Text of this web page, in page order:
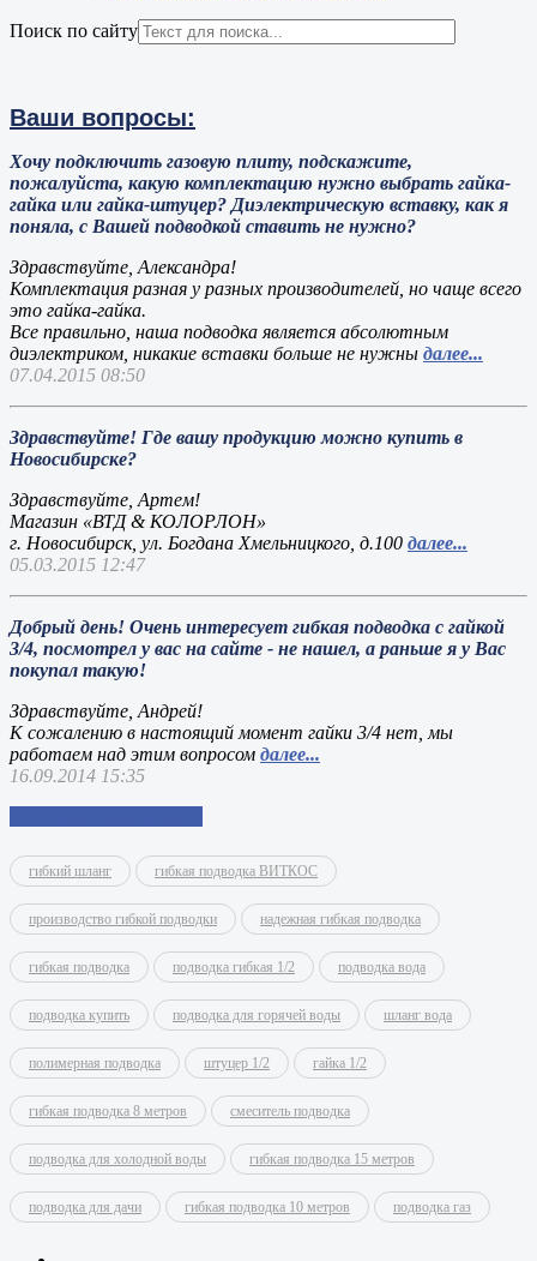
Поиск по сайту
Ваши вопросы:
Хочу подключить газовую плиту, подскажите,
пожалуйста, какую комплектацию нужно выбрать гайка-
гайка или гайка-штуцер? Диэлектрическую вставку, как я
поняла, с Вашей подводкой ставить не нужно?
Здравствуйте, Александра!
Комплектация разная у разных производителей, но чаще всего
это гайка-гайка.
Все правильно, наша подводка является абсолютным
диэлектриком, никакие вставки больше не нужны далее...
07.04.2015 08:50
Здравствуйте! Где вашу продукцию можно купить в
Новосибирске?
Здравствуйте, Артем!
Магазин «ВТД & КОЛОРЛОН»
г. Новосибирск, ул. Богдана Хмельницкого, д.100 далее...
05.03.2015 12:47
Добрый день! Очень интересует гибкая подводка с гайкой
3/4, посмотрел у вас на сайте - не нашел, а раньше я у Вас
покупал такую!
Здравствуйте, Андрей!
К сожалению в настоящий момент гайки 3/4 нет, мы
работаем над этим вопросом далее...
16.09.2014 15:35
гибкий шланг гибкая подводка ВИТКОС
производство гибкой подводки надежная гибкая подводка
гибкая подводка подводка гибкая 1/2 подводка вода
подводка купить подводка для горячей воды шланг вода
полимерная подводка штуцер 1/2 гайка 1/2
гибкая подводка 8 метров смеситель подводка
подводка для холодной воды гибкая подводка 15 метров
подводка для дачи гибкая подводка 10 метров подводка газ